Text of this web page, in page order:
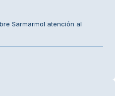
Sarmarmol atención al